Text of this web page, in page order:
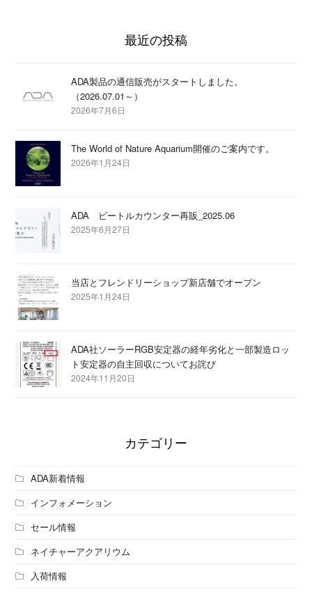
最近の投稿
ADA製品の通信販売がスタートしました。
（2026.07.01～）
2026年7月6日
The World of Nature Aquarium開催のご案内です。
2026年1月24日
ADA ビートルカウンター再販_2025.06
2025年6月27日
当店とフレンドリーショップ新店舗でオープン
2025年1月24日
ADA社ソーラーRGB安定器の経年劣化と一部製造ロッ
ト安定器の自主回収についてお詫び
2024年11月20日
カテゴリー
ADA新着情報
インフォメーション
セール情報
ネイチャーアクアリウム
入荷情報